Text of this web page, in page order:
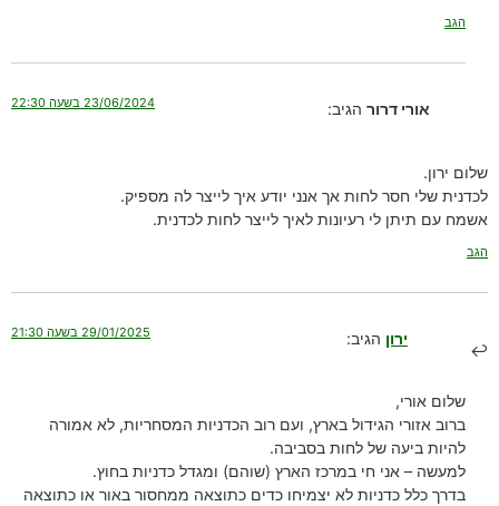
הגב
אורי דרור הגיב: 23/06/2024 בשעה 22:30
שלום ירון.
לכדנית שלי חסר לחות אך אנני יודע איך לייצר לה מספיק.
אשמח עם תיתן לי רעיונות לאיך לייצר לחות לכדנית.
הגב
ירון הגיב: 29/01/2025 בשעה 21:30
שלום אורי,
ברוב אזורי הגידול בארץ, ועם רוב הכדניות המסחריות, לא אמורה
להיות ביעה של לחות בסביבה.
למעשה – אני חי במרכז הארץ (שוהם) ומגדל כדניות בחוץ.
בדרך כלל כדניות לא יצמיחו כדים כתוצאה ממחסור באור או כתוצאה